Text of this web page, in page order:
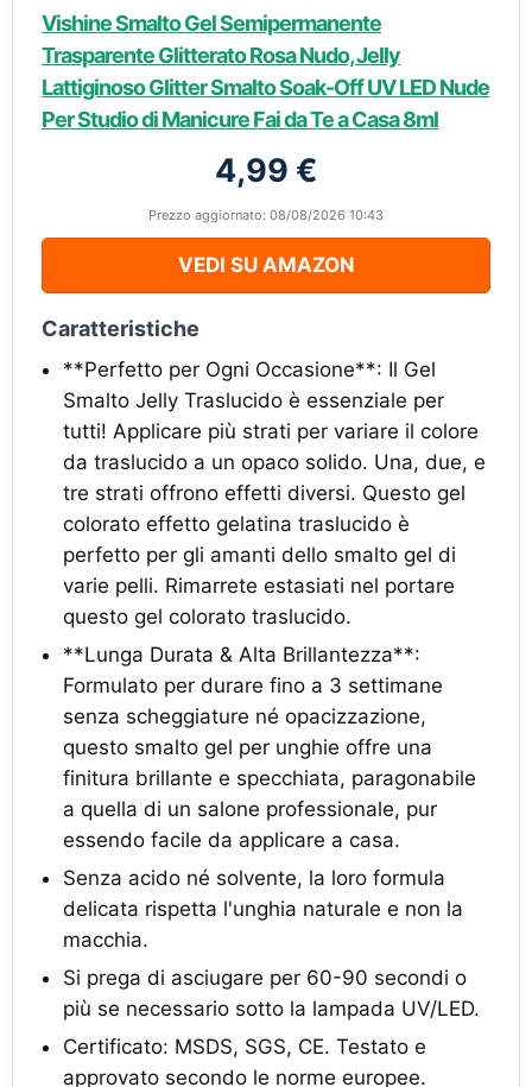
Vishine Smalto Gel Semipermanente
Trasparente Glitterato Rosa Nudo, Jelly
Lattiginoso Glitter Smalto Soak-Off UV LED Nude
Per Studio di Manicure Fai da Te a Casa 8ml
4,99 €
Prezzo aggiornato: 08/08/2026 10:43
VEDI SU AMAZON
Caratteristiche
**Perfetto per Ogni Occasione**: Il Gel
Smalto Jelly Traslucido è essenziale per
tutti! Applicare più strati per variare il colore
da traslucido a un opaco solido. Una, due, e
tre strati offrono effetti diversi. Questo gel
colorato effetto gelatina traslucido è
perfetto per gli amanti dello smalto gel di
varie pelli. Rimarrete estasiati nel portare
questo gel colorato traslucido.
**Lunga Durata & Alta Brillantezza**:
Formulato per durare fino a 3 settimane
senza scheggiature né opacizzazione,
questo smalto gel per unghie offre una
finitura brillante e specchiata, paragonabile
a quella di un salone professionale, pur
essendo facile da applicare a casa.
Senza acido né solvente, la loro formula
delicata rispetta l'unghia naturale e non la
macchia.
Si prega di asciugare per 60-90 secondi o
più se necessario sotto la lampada UV/LED.
Certificato: MSDS, SGS, CE. Testato e
approvato secondo le norme europee.